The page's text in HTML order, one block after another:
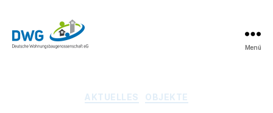
Menü
Kategorien
AKTUELLES OBJEKTE